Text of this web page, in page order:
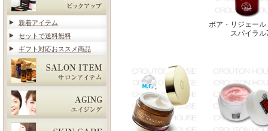
新着アイテム
セットで送料無料
ギフト対応おススメ商品
ボア・リジェー
スパイラ